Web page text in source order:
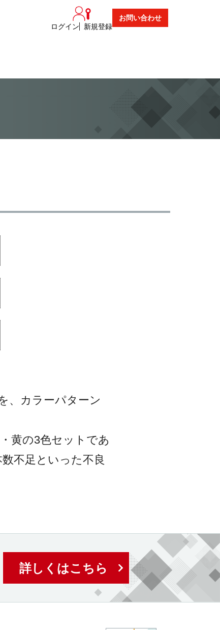
ログイン 新規登録
お問い合わせ
、カラーパターン
黄の3色セットであ
不足といった不良
詳しくはこちら